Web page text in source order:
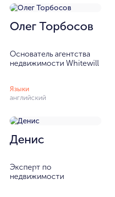
Олег Торбосов
Основатель агентства
недвижимости Whitewill
Языки
английский
Денис
Эксперт по
недвижимости